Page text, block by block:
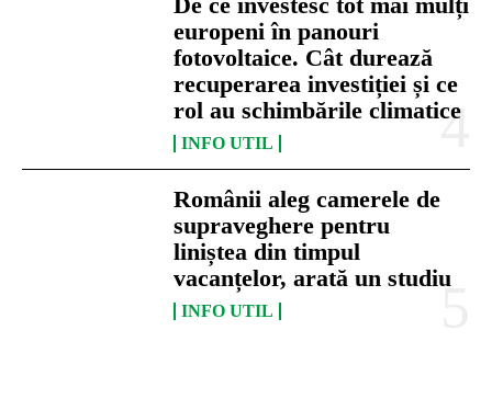
europeni în panouri
fotovoltaice. Cât durează
recuperarea investiției și ce
rol au schimbările climatice
INFO UTIL
Românii aleg camerele de
supraveghere pentru
liniștea din timpul
vacanțelor, arată un studiu
INFO UTIL